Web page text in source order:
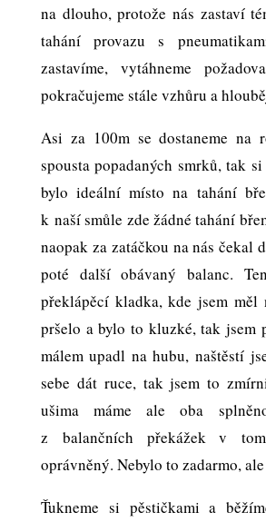
na dlouho, protože nás zastaví
tahání provazu s
zastavíme, vytáhneme
pokračujeme stále vzhůru a
Asi za 100m se dostaneme na
spousta popadaných smrků, tak
bylo ideální místo na tahání
k naší smůle zde žádné tahání
naopak za zatáčkou na nás čekal
poté další obávaný balanc.
překlápěcí kladka, kde jsem měl
pršelo a bylo to kluzké, tak jsem
málem upadl na hubu, naštěstí
sebe dát ruce, tak jsem to
ušima máme ale oba
z balančních překážek v
oprávněný. Nebylo to zadarmo,
Ťukneme si pěstičkami a